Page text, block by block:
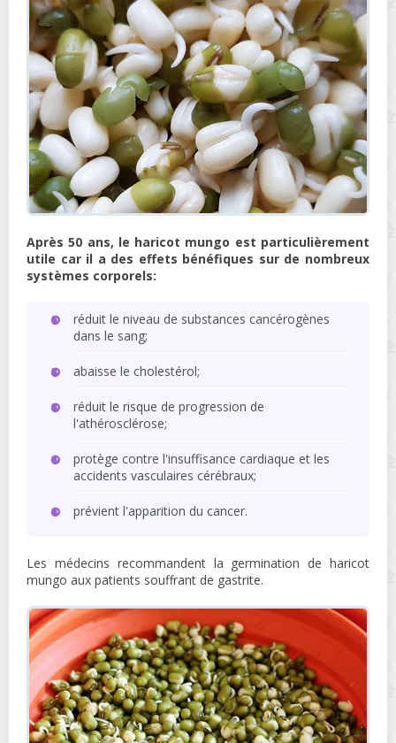
Après 50 ans, le haricot mungo est particulièrement
utile car il a des effets bénéfiques sur de nombreux
systèmes corporels:
réduit le niveau de substances cancérogènes
dans le sang;
abaisse le cholestérol;
réduit le risque de progression de
l'athérosclérose;
protège contre l'insuffisance cardiaque et les
accidents vasculaires cérébraux;
prévient l'apparition du cancer.
Les médecins recommandent la germination de haricot
mungo aux patients souffrant de gastrite.